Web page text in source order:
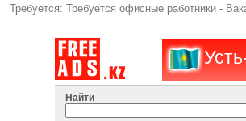
Требуется: Требуется офисные работники -
Найти